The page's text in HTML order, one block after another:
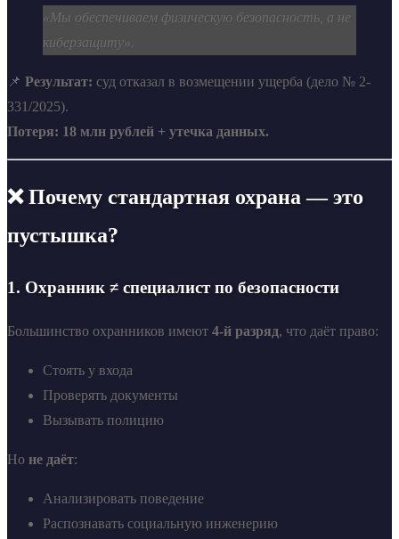
«Мы обеспечиваем физическую безопасность, а не
киберзащиту».
📌 Результат: суд отказал в возмещении ущерба (дело № 2-
331/2025).
Потеря: 18 млн рублей + утечка данных.
❌ Почему стандартная охрана — это
пустышка?
1. Охранник ≠ специалист по безопасности
Большинство охранников имеют 4-й разряд, что даёт право:
Стоять у входа
Проверять документы
Вызывать полицию
Но не даёт:
Анализировать поведение
Распознавать социальную инженерию